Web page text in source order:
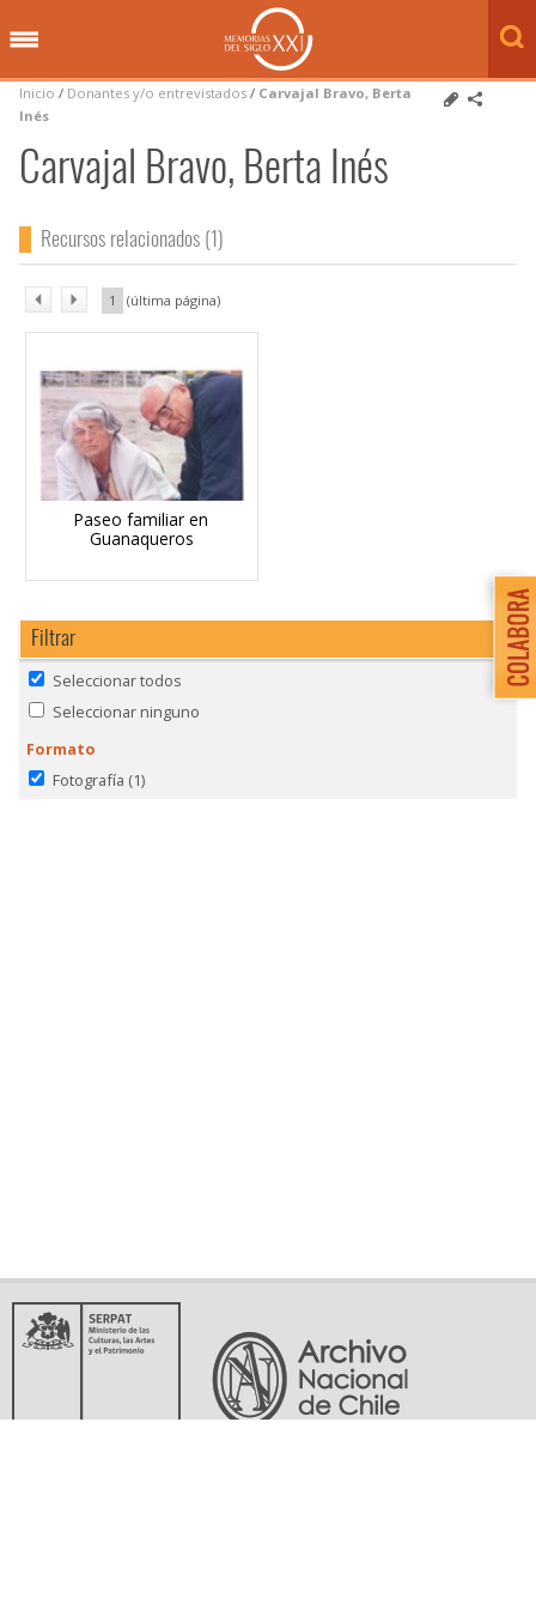
Inicio / Donantes y/o entrevistados / Carvajal Bravo, Berta
Inés
Carvajal Bravo, Berta Inés
Recursos relacionados (1)
Paseo familiar en
Guanaqueros
1
Filtrar
Seleccionar todos
Seleccionar ninguno
Formato
Fotografía (1)